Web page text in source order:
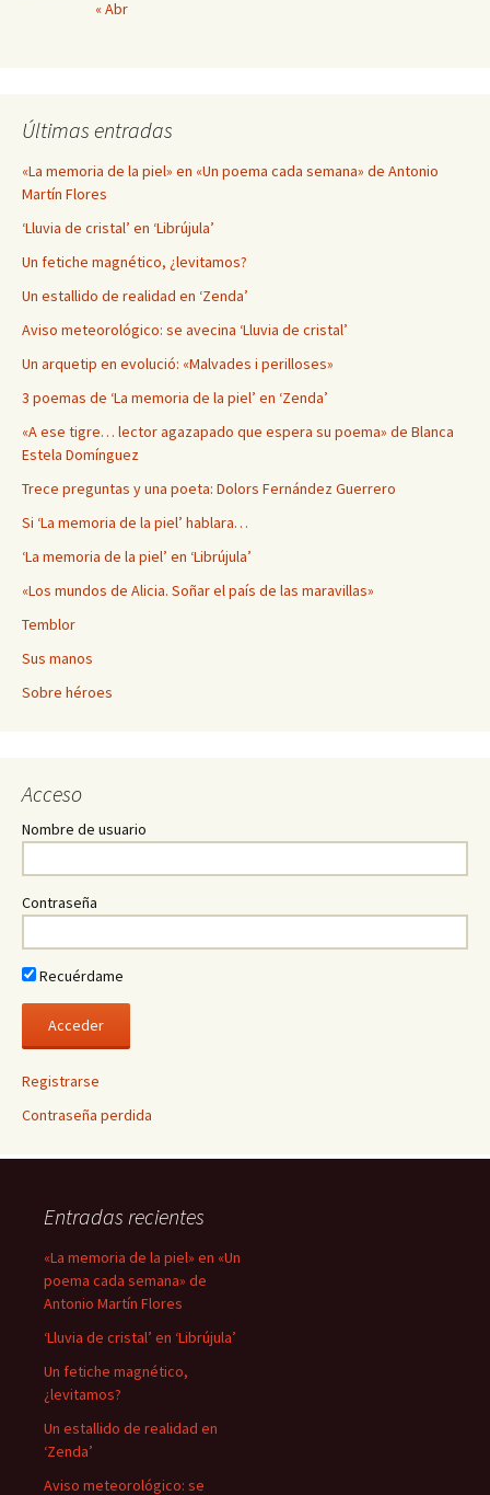
« Abr
Últimas entradas
«La memoria de la piel» en «Un poema cada semana» de Antonio
Martín Flores
‘Lluvia de cristal’ en ‘Librújula’
Un fetiche magnético, ¿levitamos?
Un estallido de realidad en ‘Zenda’
Aviso meteorológico: se avecina ‘Lluvia de cristal’
Un arquetip en evolució: «Malvades i perilloses»
3 poemas de ‘La memoria de la piel’ en ‘Zenda’
«A ese tigre… lector agazapado que espera su poema» de Blanca
Estela Domínguez
Trece preguntas y una poeta: Dolors Fernández Guerrero
Si ‘La memoria de la piel’ hablara…
‘La memoria de la piel’ en ‘Librújula’
«Los mundos de Alicia. Soñar el país de las maravillas»
Temblor
Sus manos
Sobre héroes
Acceso
Nombre de usuario
Contraseña
Recuérdame
Registrarse
Contraseña perdida
Entradas recientes
«La memoria de la piel» en «Un
poema cada semana» de
Antonio Martín Flores
‘Lluvia de cristal’ en ‘Librújula’
Un fetiche magnético,
¿levitamos?
Un estallido de realidad en
‘Zenda’
Aviso meteorológico: se